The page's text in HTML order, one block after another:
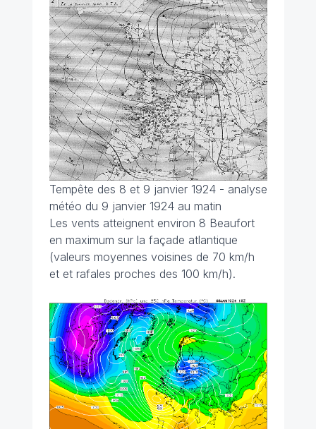
Tempête des 8 et 9 janvier 1924 - analyse
météo du 9 janvier 1924 au matin
Les vents atteignent environ 8 Beaufort
en maximum sur la façade atlantique
(valeurs moyennes voisines de 70 km/h
et et rafales proches des 100 km/h).